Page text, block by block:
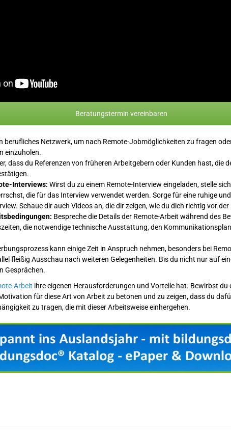
Beratungstermin vereinbaren
berufliches Netzwerk, um nach Remote-Jobmöglichkeiten zu fragen
einzuholen.
dass du Referenzen von früheren Arbeitgebern oder Kunden hast, die
Interviews: Wirst du zu einem Remote-Interview eingeladen, stelle
die für das Interview verwendet werden. Sorge für eine ruhige
Schaue dir auch Videos an, die dir zeigen, wie du dich richtig vor
Bespreche die Details der Remote-Arbeit während des
die notwendige technische Ausstattung, den
kann einige Zeit in Anspruch nehmen, besonders bei
fleißig Ausschau nach weiteren Gelegenheiten. Bis du nicht nur auf
Gesprächen.
Arbeit ihre eigenen Herausforderungen und Vorteile hat. Bewirbst du
für diese Art von Arbeit zu betonen und zu zeigen, dass du
zu tragen, die mit dieser Arbeitsweise einhergehen.